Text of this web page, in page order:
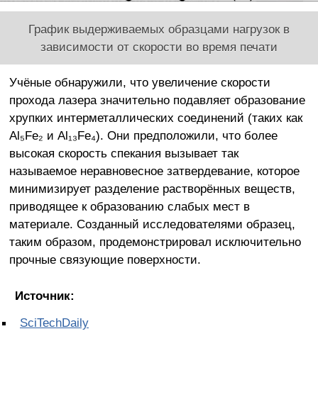
График выдерживаемых образцами нагрузок в
зависимости от скорости во время печати
Учёные обнаружили, что увеличение скорости
прохода лазера значительно подавляет образование
хрупких интерметаллических соединений (таких как
Al₅Fe₂ и Al₁₃Fe₄). Они предположили, что более
высокая скорость спекания вызывает так
называемое неравновесное затвердевание, которое
минимизирует разделение растворённых веществ,
приводящее к образованию слабых мест в
материале. Созданный исследователями образец,
таким образом, продемонстрировал исключительно
прочные связующие поверхности.
Источник:
SciTechDaily